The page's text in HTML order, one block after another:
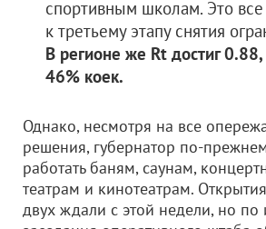
спортивным школам. Это
к третьему этапу снятия
В регионе же Rt достиг
46% коек.
Однако, несмотря на все
решения, губернатор по-
работать баням, саунам,
театрам и кинотеатрам.
двух ждали с этой недели, но по